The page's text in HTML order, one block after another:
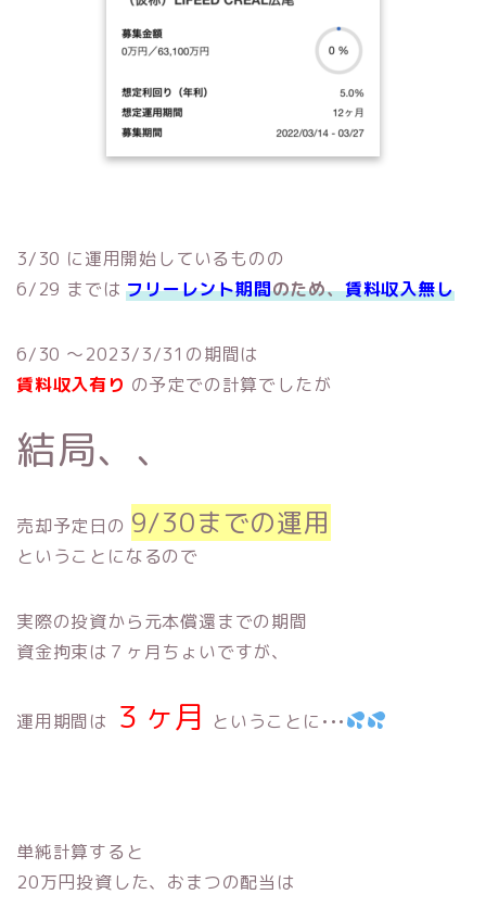
3/30 に運用開始しているものの
6/29 まではフリーレント期間のため、賃料収入無し
6/30 ～2023/3/31の期間は
賃料収入有り の予定での計算でしたが
結局、、
売却予定日の 9/30までの運用
ということになるので
実際の投資から元本償還までの期間
資金拘束は７ヶ月ちょいですが、
運用期間は ３ヶ月 ということに•••
単純計算すると
20万円投資した、おまつの配当は